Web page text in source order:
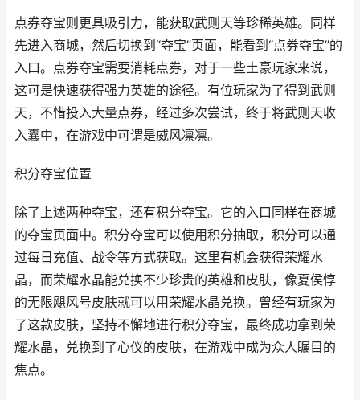
点券夺宝则更具吸引力，能获取武则天等珍稀英雄。同样
先进入商城，然后切换到“夺宝”页面，能看到“点券夺宝”的
入口。点券夺宝需要消耗点券，对于一些土豪玩家来说，
这可是快速获得强力英雄的途径。有位玩家为了得到武则
天，不惜投入大量点券，经过多次尝试，终于将武则天收
入囊中，在游戏中可谓是威风凛凛。
积分夺宝位置
除了上述两种夺宝，还有积分夺宝。它的入口同样在商城
的夺宝页面中。积分夺宝可以使用积分抽取，积分可以通
过每日充值、战令等方式获取。这里有机会获得荣耀水
晶，而荣耀水晶能兑换不少珍贵的英雄和皮肤，像夏侯惇
的无限飓风号皮肤就可以用荣耀水晶兑换。曾经有玩家为
了这款皮肤，坚持不懈地进行积分夺宝，最终成功拿到荣
耀水晶，兑换到了心仪的皮肤，在游戏中成为众人瞩目的
焦点。